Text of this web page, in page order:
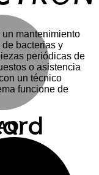
mantenimiento
bacterias y
periódicas de
o asistencia
un técnico
funcione de
el